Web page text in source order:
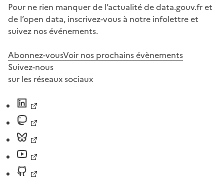
Pour ne rien manquer de l’actualité de data.gouv.fr et
de l’open data, inscrivez-vous à notre infolettre et
suivez nos événements.
Abonnez-vousVoir nos prochains évènements
Suivez-nous
sur les réseaux sociaux